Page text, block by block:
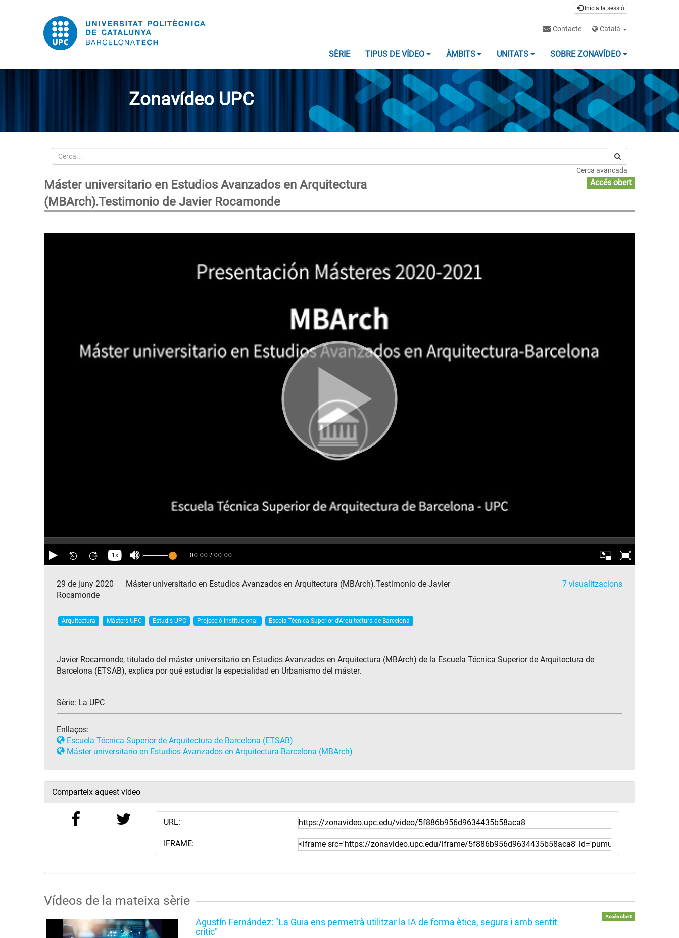
Inicia la sessió
Contacte Català
SÈRIE TIPUS DE VÍDEO ÀMBITS UNITATS SOBRE ZONAVÍDEO
Zonavídeo UPC
Cerca
Cerca avançada
Máster universitario en Estudios Avanzados en Arquitectura
(MBArch).Testimonio de Javier Rocamonde
Accés obert
29 de juny 2020
Máster universitario en Estudios Avanzados en Arquitectura (MBArch).Testimonio de Javier
Rocamonde
7 visualitzacions
Arquitectura Màsters UPC Estudis UPC Projecció institucional Escola Tècnica Superior d'Arquitectura de Barcelona
Javier Rocamonde, titulado del máster universitario en Estudios Avanzados en Arquitectura (MBArch) de la Escuela Técnica Superior de Arquitectura de
Barcelona (ETSAB), explica por qué estudiar la especialidad en Urbanismo del máster.
Sèrie: La UPC
Enllaços:
Escuela Técnica Superior de Arquitectura de Barcelona (ETSAB)
Máster universitario en Estudios Avanzados en Arquitectura-Barcelona (MBArch)
Comparteix aquest vídeo
URL:
IFRAME:
Vídeos de la mateixa sèrie
Agustín Fernández: "La Guia ens permetrà utilitzar la IA de forma ètica, segura i amb sentit
crític"
Accés obert